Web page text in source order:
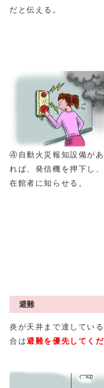
だと伝える。
④自動火災報知設備があ
れば、発信機を押下し、
在館者に知らせる。
避難
炎が天井まで達してい
合は避難を優先してくだ